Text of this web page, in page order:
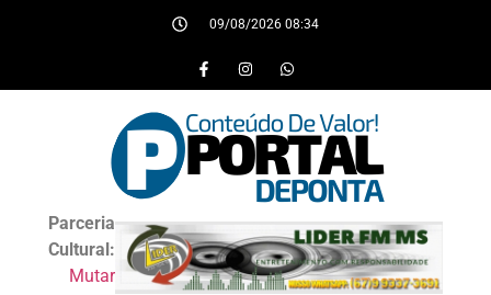
09/08/2026 08:34
Parceria
Cultural:
Mutar